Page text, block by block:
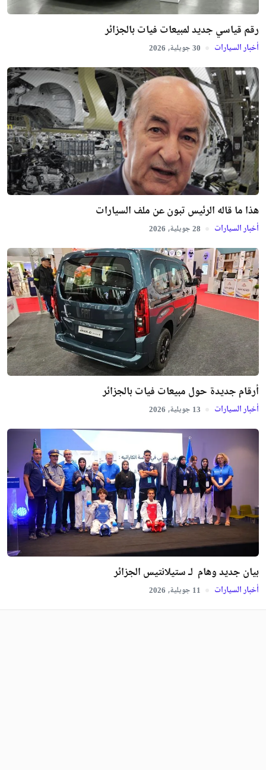
رقم قياسي جديد لمبيعات فيات بالجزائر
أخبار السيارات 30 جويلية, 2026
هذا ما قاله الرئيس تبون عن ملف السيارات
أخبار السيارات 28 جويلية, 2026
أرقام جديدة حول مبيعات فيات بالجزائر
أخبار السيارات 13 جويلية, 2026
بيان جديد وهام لـ ستيلانتيس الجزائر
أخبار السيارات 11 جويلية, 2026